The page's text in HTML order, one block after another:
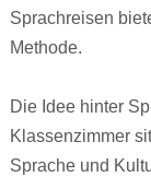
Sprachreisen
Methode.
Die Idee hinter
Klassenzimmer
Sprache und